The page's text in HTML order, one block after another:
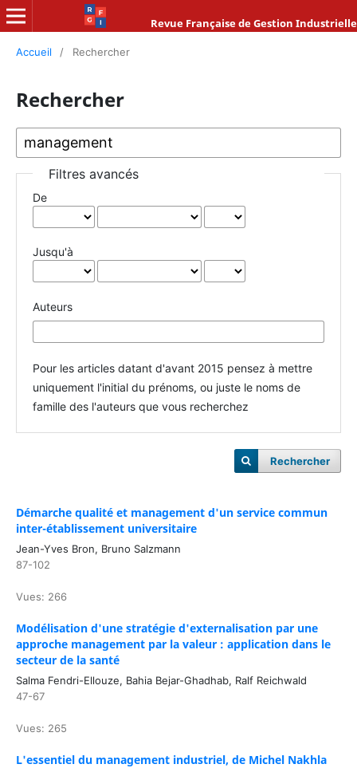
Revue Française de Gestion Industrielle
Accueil / Rechercher
Rechercher
Filtres avancés
De
Jusqu'à
Auteurs
Pour les articles datant d'avant 2015 pensez à mettre
uniquement l'initial du prénoms, ou juste le noms de
famille des l'auteurs que vous recherchez
Rechercher
Démarche qualité et management d'un service commun
inter-établissement universitaire
Jean-Yves Bron, Bruno Salzmann
87-102
Vues: 266
Modélisation d'une stratégie d'externalisation par une
approche management par la valeur : application dans le
secteur de la santé
Salma Fendri-Ellouze, Bahia Bejar-Ghadhab, Ralf Reichwald
47-67
Vues: 265
L'essentiel du management industriel, de Michel Nakhla